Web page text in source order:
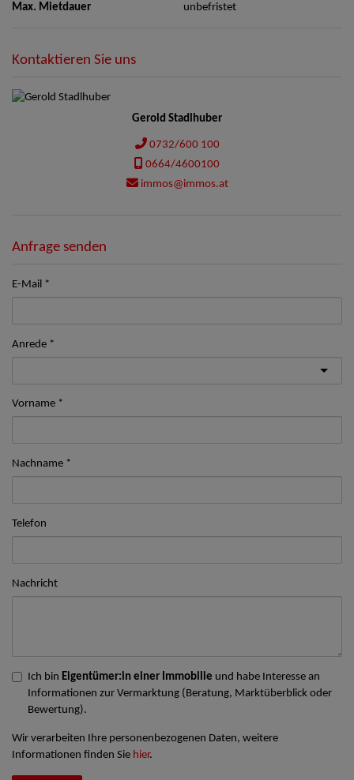
Max. Mietdauer
unbefristet
Kontaktieren Sie uns
Gerold Stadlhuber
0732/600 100
0664/4600100
immos@immos.at
Anfrage senden
E-Mail
Anrede
Vorname
Nachname
Telefon
Nachricht
Ich bin Eigentümer:in einer Immobilie und habe Interesse an
Informationen zur Vermarktung (Beratung, Marktüberblick oder
Bewertung).
Wir verarbeiten Ihre personenbezogenen Daten, weitere
Informationen finden Sie hier.